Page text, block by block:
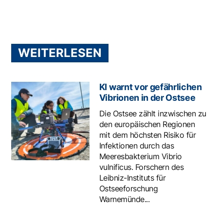
WEITERLESEN
KI warnt vor gefährlichen
Vibrionen in der Ostsee
Die Ostsee zählt inzwischen zu
den europäischen Regionen
mit dem höchsten Risiko für
Infektionen durch das
Meeresbakterium Vibrio
vulnificus. Forschern des
Leibniz-Instituts für
Ostseeforschung
Warnemünde...